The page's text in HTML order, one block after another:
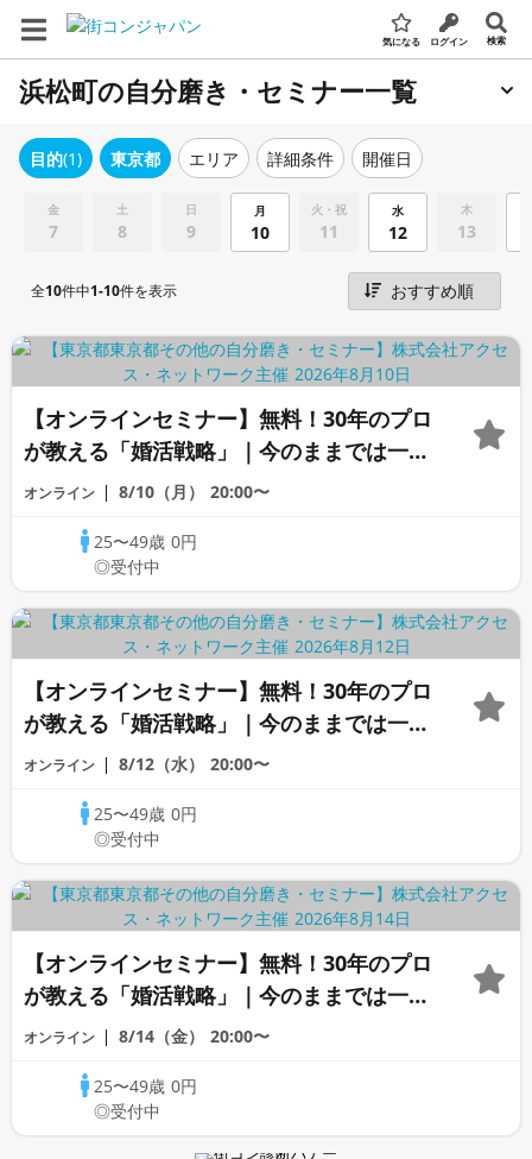
気になる ログイン 検索
浜松町の自分磨き・セミナー一覧
目的(1) 東京都 エリア 詳細条件 開催日
金
7
土
8
日
9
月
10
火・祝
11
水
12
木
13
全10件中1-10件を表示
【オンラインセミナー】無料！30年のプロ
が教える「婚活戦略」｜今のままでは一生
変わらないと感じる男性へ
オンライン 8/10（月） 20:00〜
25〜49歳0円
◎受付中
【オンラインセミナー】無料！30年のプロ
が教える「婚活戦略」｜今のままでは一生
変わらないと感じる男性へ
オンライン 8/12（水） 20:00〜
25〜49歳0円
◎受付中
【オンラインセミナー】無料！30年のプロ
が教える「婚活戦略」｜今のままでは一生
変わらないと感じる男性へ
オンライン 8/14（金） 20:00〜
25〜49歳0円
◎受付中